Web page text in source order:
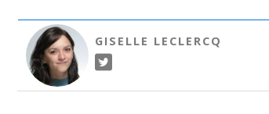
GISELLE LECLERCQ